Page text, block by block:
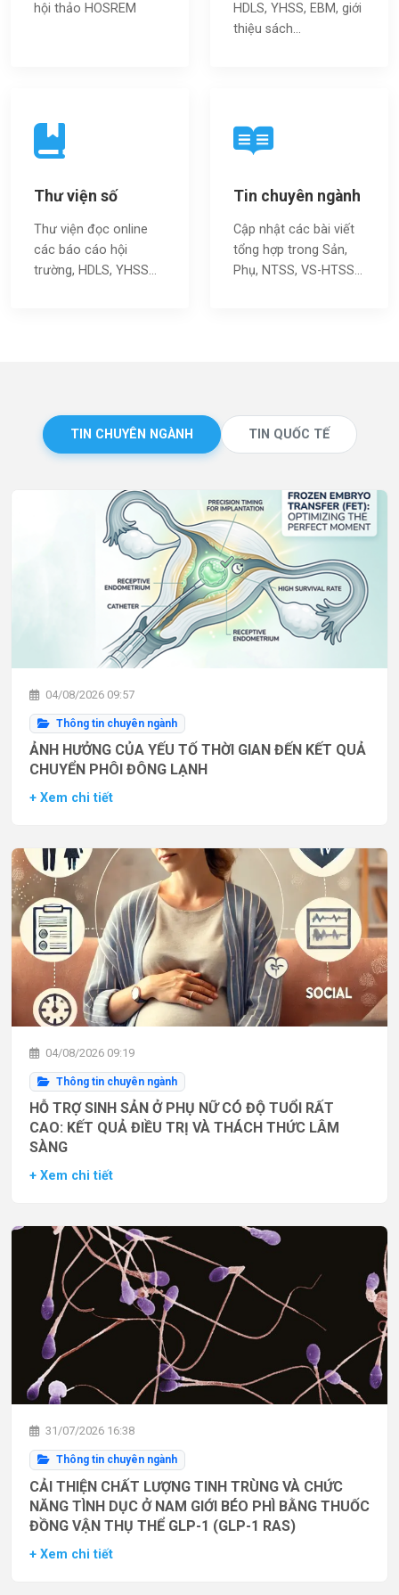
hội thảo HOSREM
HDLS, YHSS, EBM, giới
thiệu sách…
Thư viện số
Thư viện đọc online
các báo cáo hội
trường, HDLS, YHSS…
Tin chuyên ngành
Cập nhật các bài viết
tổng hợp trong Sản,
Phụ, NTSS, VS-HTSS...
TIN CHUYÊN NGÀNH TIN QUỐC TẾ
04/08/2026 09:57
Thông tin chuyên ngành
ẢNH HƯỞNG CỦA YẾU TỐ THỜI GIAN ĐẾN KẾT QUẢ
CHUYỂN PHÔI ĐÔNG LẠNH
+ Xem chi tiết
04/08/2026 09:19
Thông tin chuyên ngành
HỖ TRỢ SINH SẢN Ở PHỤ NỮ CÓ ĐỘ TUỔI RẤT
CAO: KẾT QUẢ ĐIỀU TRỊ VÀ THÁCH THỨC LÂM
SÀNG
+ Xem chi tiết
31/07/2026 16:38
Thông tin chuyên ngành
CẢI THIỆN CHẤT LƯỢNG TINH TRÙNG VÀ CHỨC
NĂNG TÌNH DỤC Ở NAM GIỚI BÉO PHÌ BẰNG THUỐC
ĐỒNG VẬN THỤ THỂ GLP-1 (GLP-1 RAS)
+ Xem chi tiết